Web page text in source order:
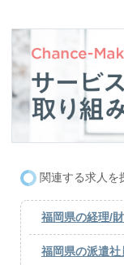
関連する求人を
福岡県の経理/
福岡県の派遣社